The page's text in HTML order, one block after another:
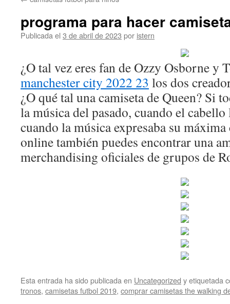
programa para hacer
Publicada el 3 de abril de 2023 por istern
¿O tal vez eres fan de Ozzy Osborne
manchester city 2022 23 los dos
¿O qué tal una camiseta de Queen? Si
la música del pasado, cuando el
cuando la música expresaba su
online también puedes encontrar una
merchandising oficiales de grupos de
Esta entrada ha sido publicada en Uncategorized y etiquetada
tronos, camisetas futbol 2019, comprar camisetas the walking